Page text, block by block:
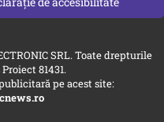
SRL. Toate drepturile
81431.
pe acest site: